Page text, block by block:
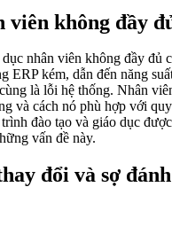
viên không đầy
nhân viên không đầy đủ
ERP kém, dẫn đến năng
là lỗi hệ thống. Nhân
và cách nó phù hợp với
đào tạo và giáo dục
vấn đề này.
đổi và sợ